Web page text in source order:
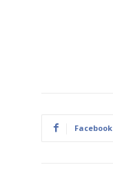
Facebook